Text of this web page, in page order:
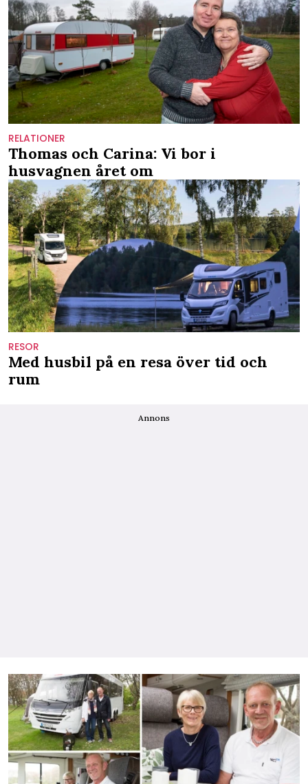
RELATIONER
Thomas och Carina: Vi bor i
husvagnen året om
RESOR
Med husbil på en resa över tid och
rum
Annons